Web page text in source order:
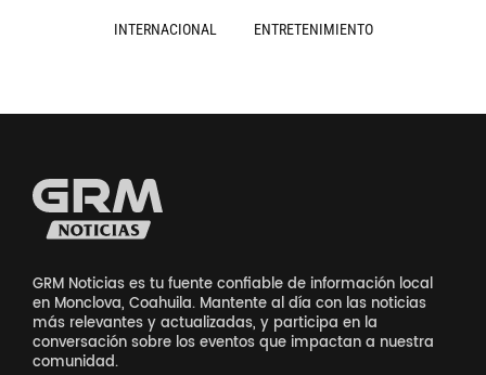
INTERNACIONAL ENTRETENIMIENTO
GRM Noticias es tu fuente confiable de información local
en Monclova, Coahuila. Mantente al día con las noticias
más relevantes y actualizadas, y participa en la
conversación sobre los eventos que impactan a nuestra
comunidad.